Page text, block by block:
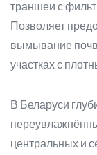
траншеи с
Позволяет
вымывание
участках с
В Беларуси
центральных и